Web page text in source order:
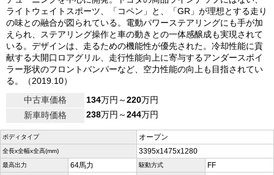
ライトウェイトスポーツ、「コペン」と、「GR」が理想とする走り
の味との融合が図られている。電動パワーステアリングにも手が加
えられ、ステアリング操作と車の動きとの一体感醸成も実現されて
いる。デザインは、走るための機能性が優先された。冷却性能に貢
献する大開口ロアグリル、走行性能向上に寄与するアンダースポイ
ラー形状のフロントバンパーなど、空力性能の向上も目指されてい
る。（2019.10）
中古車価格
134万円～220万円
新車時価格
238万円～244万円
ボディタイプ オープン
全長x全幅x全高(mm) 3395x1475x1280
最高出力 64馬力 駆動方式 FF